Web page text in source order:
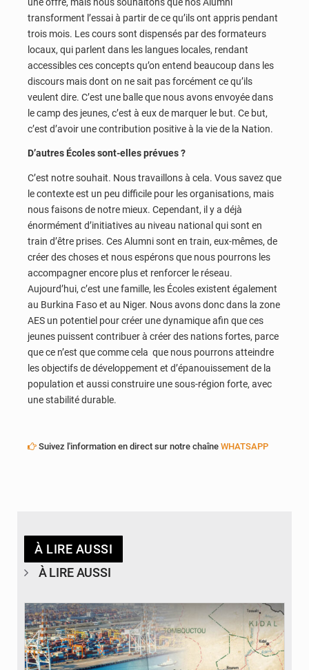
transforment l’essai à partir de ce qu’ils ont appris pendant
trois mois. Les cours sont dispensés par des formateurs
locaux, qui parlent dans les langues locales, rendant
accessibles ces concepts qu’on entend beaucoup dans les
discours mais dont on ne sait pas forcément ce qu’ils
veulent dire. C’est une balle que nous avons envoyée dans
le camp des jeunes, c’est à eux de marquer le but. Ce but,
c’est d’avoir une contribution positive à la vie de la Nation.
D’autres Écoles sont-elles prévues ?
C’est notre souhait. Nous travaillons à cela. Vous savez que
le contexte est un peu difficile pour les organisations, mais
nous faisons de notre mieux. Cependant, il y a déjà
énormément d’initiatives au niveau national qui sont en
train d’être prises. Ces Alumni sont en train, eux-mêmes, de
créer des choses et nous espérons que nous pourrons les
accompagner encore plus et renforcer le réseau.
Aujourd’hui, c’est une famille, les Écoles existent également
au Burkina Faso et au Niger. Nous avons donc dans la zone
AES un potentiel pour créer une dynamique afin que ces
jeunes puissent contribuer à créer des nations fortes, parce
que ce n’est que comme cela que nous pourrons atteindre
les objectifs de développement et d’épanouissement de la
population et aussi construire une sous-région forte, avec
une stabilité durable.
Suivez l'information en direct sur notre chaîne WHATSAPP
À LIRE AUSSI
À LIRE AUSSI
© JDM